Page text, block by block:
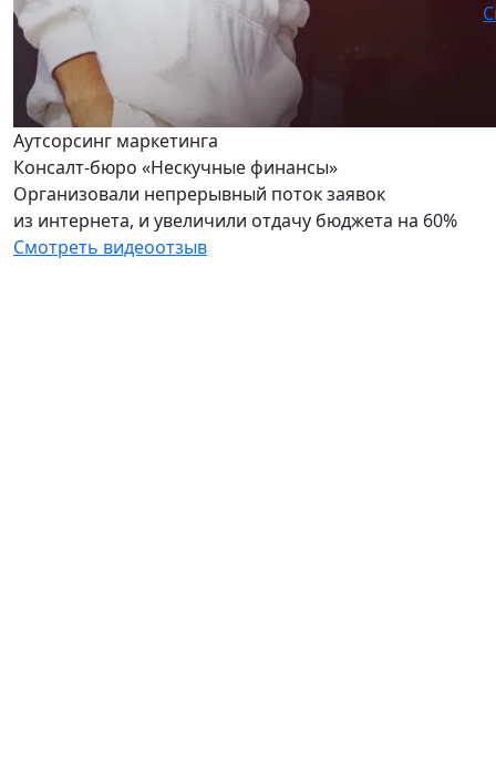
Аутсорсинг маркетинга
Консалт-бюро «Нескучные финансы»
Организовали непрерывный поток заявок
из интернета, и увеличили отдачу бюджета на 60%
Смотреть видеоотзыв